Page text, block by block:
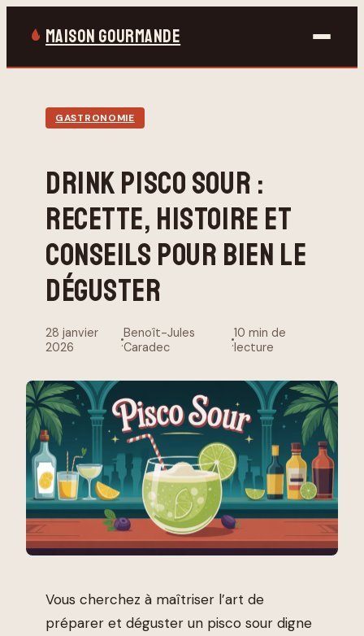
MAISON GOURMANDE
Bricolage
Jardinage
Maison & Déco
GASTRONOMIE
DRINK PISCO SOUR :
RECETTE, HISTOIRE ET
CONSEILS POUR BIEN LE
DÉGUSTER
28 janvier
2026
·
Benoît-Jules
Caradec
·
10 min de
lecture
Vous cherchez à maîtriser l’art de
préparer et déguster un pisco sour digne